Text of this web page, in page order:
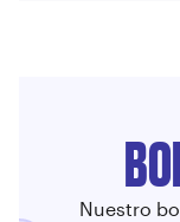
Nuestro